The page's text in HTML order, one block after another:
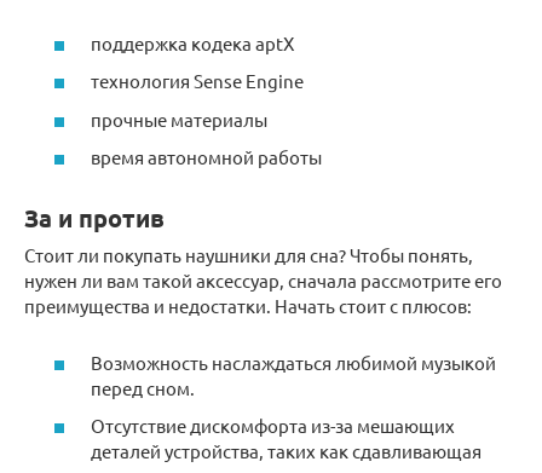
поддержка кодека aptX
технология Sense Engine
прочные материалы
время автономной работы
За и против
Стоит ли покупать наушники для сна? Чтобы понять,
нужен ли вам такой аксессуар, сначала рассмотрите его
преимущества и недостатки. Начать стоит с плюсов:
Возможность наслаждаться любимой музыкой
перед сном.
Отсутствие дискомфорта из-за мешающих
деталей устройства, таких как сдавливающая